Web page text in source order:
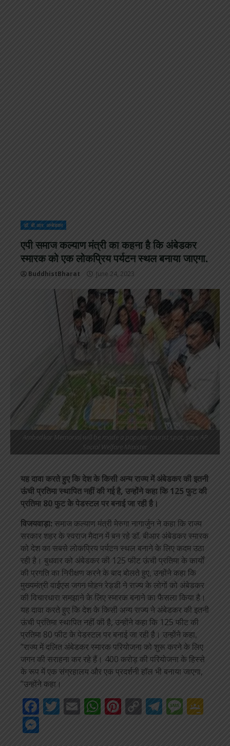
डॉ. बी.आर. अम्बेडकर
एपी समाज कल्याण मंत्री का कहना है कि अंबेडकर
स्मारक को एक लोकप्रिय पर्यटन स्थल बनाया जाएगा.
BuddhistBharat June 24, 2023
Ambedkar Memorial will be made a popular tourist spot, says AP
Social Welfare Minister
यह दावा करते हुए कि देश के किसी अन्य राज्य में अंबेडकर की इतनी
ऊंची प्रतिमा स्थापित नहीं की गई है, उन्होंने कहा कि 125 फुट की
प्रतिमा 80 फुट के पेडस्टल पर बनाई जा रही है।
विजयवाड़ा:समाज कल्याण मंत्री मेरुगा नागार्जुन ने कहा कि राज्य
सरकार शहर के स्वराज मैदान में बन रहे डॉ. बीआर अंबेडकर स्मारक
को देश का सबसे लोकप्रिय पर्यटन स्थल बनाने के लिए कदम उठा
रही है। बुधवार को अंबेडकर की 125 फीट ऊंची प्रतिमा के कार्यों
की प्रगति का निरीक्षण करने के बाद बोलते हुए, उन्होंने कहा कि
मुख्यमंत्री वाईएस जगन मोहन रेड्डी ने राज्य के लोगों को अंबेडकर
की विचारधारा समझाने के लिए स्मारक बनाने का फैसला किया है।
यह दावा करते हुए कि देश के किसी अन्य राज्य ने अंबेडकर की इतनी
ऊंची प्रतिमा स्थापित नहीं की है, उन्होंने कहा कि 125 फीट की
प्रतिमा 80 फीट के पेडस्टल पर बनाई जा रही है। उन्होंने कहा,
”राज्य में दलित अंबेडकर स्मारक परियोजना को शुरू करने के लिए
जगन की सराहना कर रहे हैं। 400 करोड़ की परियोजना के हिस्से
के रूप में एक संग्रहालय और एक प्रदर्शनी हॉल भी बनाया जाएगा,
”उन्होंने कहा।
Facebook
Twitter
EmailWhatsApp
Pinterest
Copy